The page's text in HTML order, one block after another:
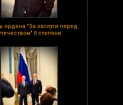
ордена "За заслуги перед
II степени